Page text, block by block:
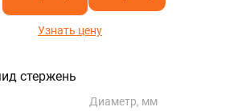
Узнать цену
стержень
Диаметр, мм